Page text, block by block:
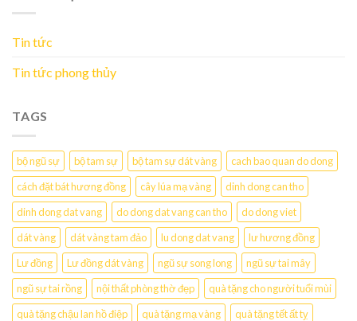
Tin tức
Tin tức phong thủy
TAGS
bộ ngũ sự bộ tam sự bộ tam sự dát vàng
cach bao quan do dong
cách đặt bát hương đồng
cây lúa mạ vàng
dinh dong can tho
dinh dong dat vang
do dong dat vang can tho
do dong viet
dát vàng
dát vàng tam đảo lu dong dat vang
lư hương đồng
Lư đồng
Lư đồng dát vàng ngũ sự song long
ngũ sự tai mây
ngũ sự tai rồng
nội thất phòng thờ đẹp
quà tặng cho người tuổi mùi
quà tặng chậu lan hồ điệp
quà tặng mạ vàng
quà tặng tết ất tỵ